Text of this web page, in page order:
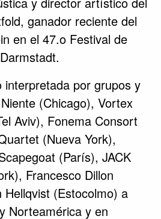
ganador reciente del
en el 47.o Festival de
interpretada por grupos y
(Chicago), Vortex
Aviv), Fonema Consort
(Nueva York),
(París), JACK
Francesco Dillon
Hellqvist (Estocolmo) a
Norteamérica y en